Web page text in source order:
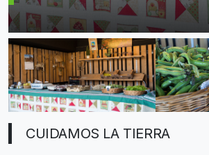
CUIDAMOS LA TIERRA